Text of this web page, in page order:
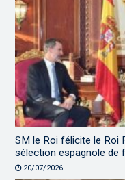
SM le Roi félicite le Roi
sélection espagnole de
20/07/2026